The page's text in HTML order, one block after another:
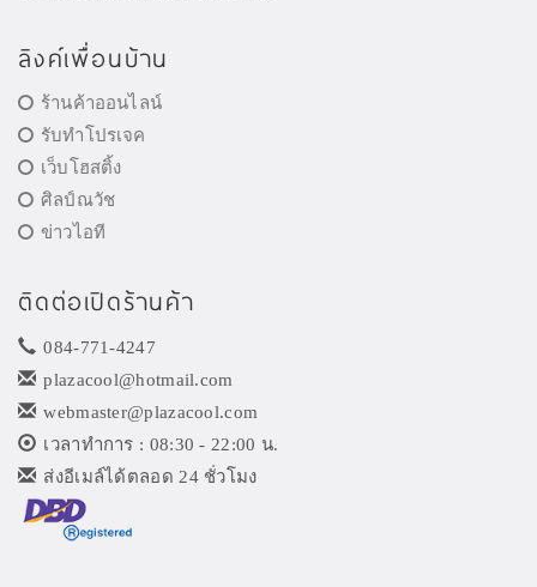
ลิงค์เพื่อนบ้าน
ร้านค้าออนไลน์
รับทำโปรเจค
เว็บโฮสติ้ง
ศิลป์ณวัช
ข่าวไอที
ติดต่อเปิดร้านค้า
084-771-4247
plazacool@hotmail.com
webmaster@plazacool.com
เวลาทำการ : 08:30 - 22:00 น.
ส่งอีเมล์ได้ตลอด 24 ชั่วโมง